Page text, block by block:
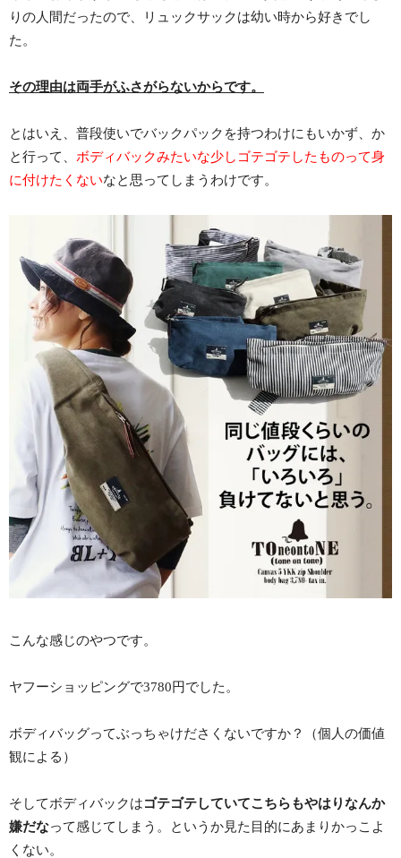
りの人間だったので、リュックサックは幼い時から好きでし
た。
その理由は両手がふさがらないからです。
とはいえ、普段使いでバックパックを持つわけにもいかず、か
と行って、 ボディバックみたいな少しゴテゴテしたものって身
に付けたくないなと思ってしまうわけです。
こんな感じのやつです。
ヤフーショッピングで3780円でした。
ボディバッグってぶっちゃけださくないですか？（個人の価値
観による）
そしてボディバックはゴテゴテしていてこちらもやはりなんか
嫌だなって感じてしまう。というか見た目的にあまりかっこよ
くない。